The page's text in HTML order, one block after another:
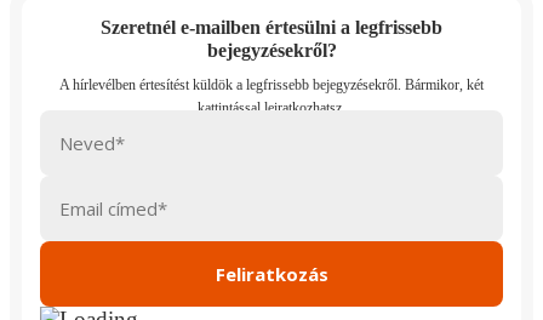
Szeretnél e-mailben értesülni a legfrissebb
bejegyzésekről?